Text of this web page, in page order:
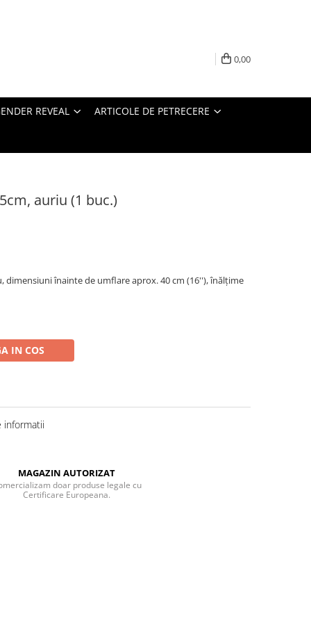
0,00
REVEAL ARTICOLE DE PETRECERE
auriu (1 buc.)
dimensiuni înainte de umflare aprox. 40 cm (16''), înălțime
IN COS
informatii
MAGAZIN AUTORIZAT
doar produse legale cu
Certificare Europeana.